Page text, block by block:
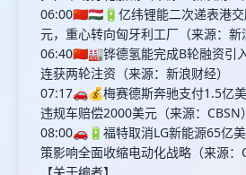
06:00🇨🇳🇭🇺🔋亿纬锂能二次递表港
元，重心转向匈牙利工厂（来源：新
06:40🇨🇳🏭铧德氢能完成B轮融资引
连获两轮注资（来源：新浪财经）
07:17🚗💰梅赛德斯奔驰支付1.5亿
违规车赔偿2000美元（来源：CBSN）
08:00🚗🔋福特取消LG新能源65亿
策影响全面收缩电动化战略（来源：